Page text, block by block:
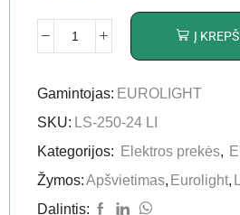
Į
Gamintojas: EUROLIGHT
SKU: LS-250-24 LI
Kategorijos:
Elektros prekės,
Žymos:Apšvietimas, Eurolight,
Dalintis: